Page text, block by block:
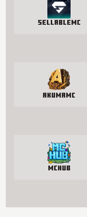
SellableMC
AkumaMC
McHub